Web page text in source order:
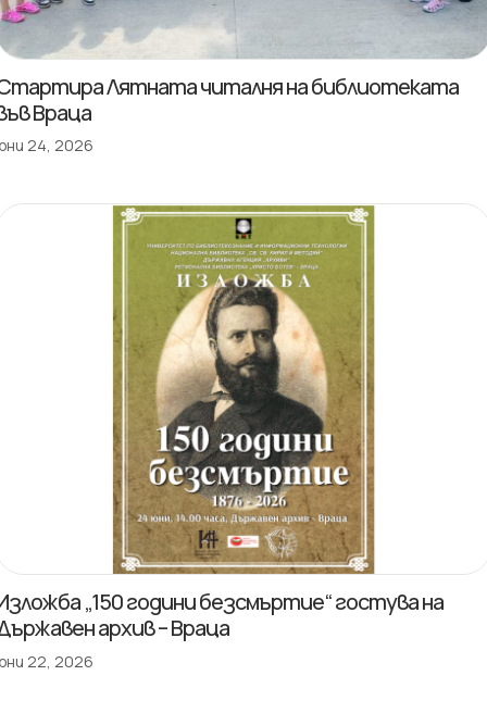
Лятната читалня на библиотеката
Враца
24, 2026
„150 години безсмъртие“ гостува на
архив – Враца
22, 2026